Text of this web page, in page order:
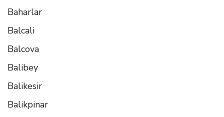
Baharlar
Balcali
Balcova
Balibey
Balikesir
Balikpinar